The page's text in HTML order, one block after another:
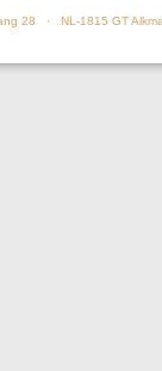
28 · NL-1815 GT